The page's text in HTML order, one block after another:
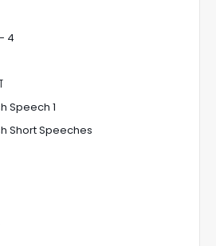
4
Speech 1
Short Speeches